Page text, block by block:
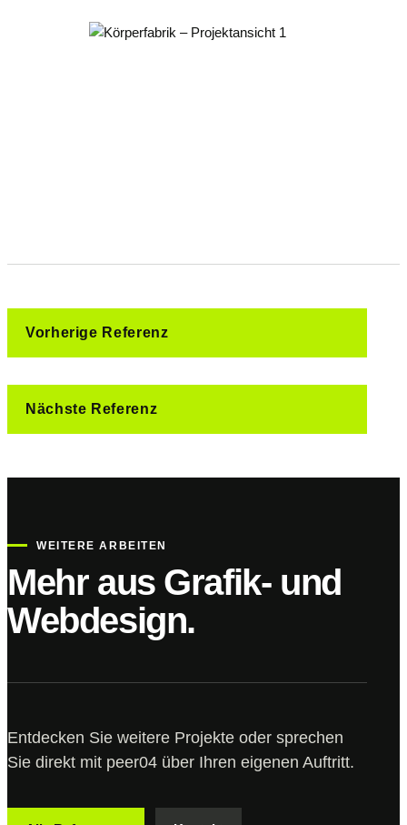
Vorherige Referenz
Nächste Referenz
WEITERE ARBEITEN
Mehr aus Grafik- und
Webdesign.
Entdecken Sie weitere Projekte oder sprechen
Sie direkt mit peer04 über Ihren eigenen Auftritt.